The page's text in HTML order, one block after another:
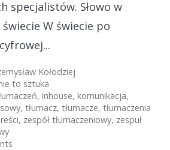
specjalistów. Słowo w
W świecie po
Kołodziej
to sztuka
,inhouse,komunikacja,
, tłumacz, tłumacze, tłumaczenia
, zespół tłumaczeniowy, zespuł